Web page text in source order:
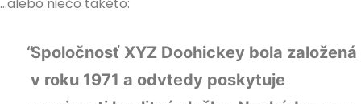
Spoločnosť XYZ Doohickey bola založená
v roku 1971 a odvtedy poskytuje